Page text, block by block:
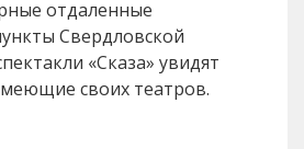
отдаленные
Свердловской
«Сказа» увидят
своих театров.